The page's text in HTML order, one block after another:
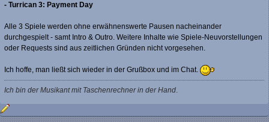
- Turrican 3: Payment Day
Alle 3 Spiele werden ohne erwähnenswerte Pausen nacheinander
durchgespielt - samt Intro & Outro. Weitere Inhalte wie Spiele-Neuvorstellungen
oder Requests sind aus zeitlichen Gründen nicht vorgesehen.
Ich hoffe, man ließt sich wieder in der Grußbox und im Chat.
Ich bin der Musikant mit Taschenrechner in der Hand.